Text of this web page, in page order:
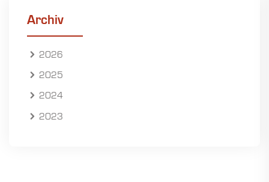
Archiv
2026
2025
2024
2023